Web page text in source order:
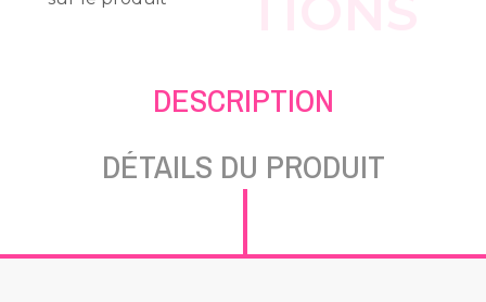
DESCRIPTION
DÉTAILS DU PRODUIT